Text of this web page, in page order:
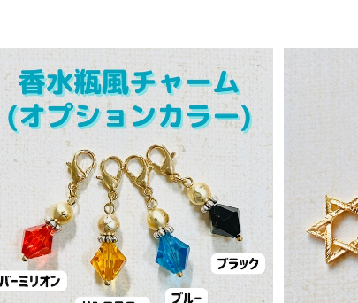
香水瓶風チャーム(オプションカラー)
¥400